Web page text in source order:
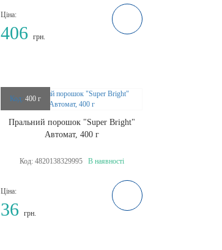
Ціна:
406грн.
Код:400 г
Пральний порошок "Super Bright"
Автомат, 400 г
Код: 4820138329995 В наявності
Ціна:
36грн.